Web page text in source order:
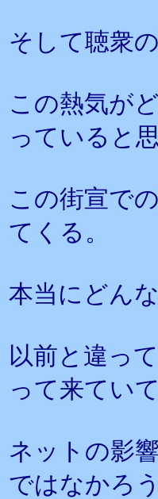
そして聴衆
この熱気が
っていると思
この街宣で
てくる。
本当にどん
以前と違っ
って来ていて
ネットの影
ではなかろう